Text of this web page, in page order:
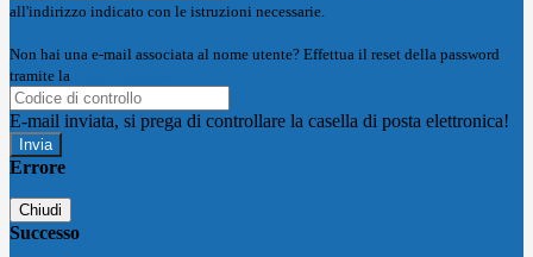
all'indirizzo indicato con le istruzioni necessarie.
Non hai una e-mail associata al nome utente? Effettua il reset della password
tramite la
E-mail inviata, si prega di controllare la casella di posta elettronica!
Errore
Chiudi
Successo